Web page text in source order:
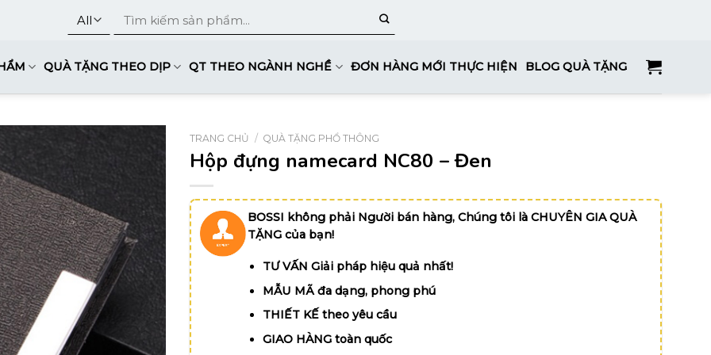
QUÀ TẶNG THEO DỊP QT THEO NGÀNH NGHỀ ĐƠN HÀNG MỚI THỰC HIỆN BLOG QUÀ TẶNG
TRANG CHỦ / QUÀ TẶNG PHỔ THÔNG
Hộp đựng namecard NC80 – Đen
BOSSI không phải Người bán hàng, Chúng tôi là CHUYÊN GIA QUÀ
TẶNG của bạn!
TƯ VẤN Giải pháp hiệu quả nhất!
MẪU MÃ đa dạng, phong phú
THIẾT KẾ theo yêu cầu
GIAO HÀNG toàn quốc